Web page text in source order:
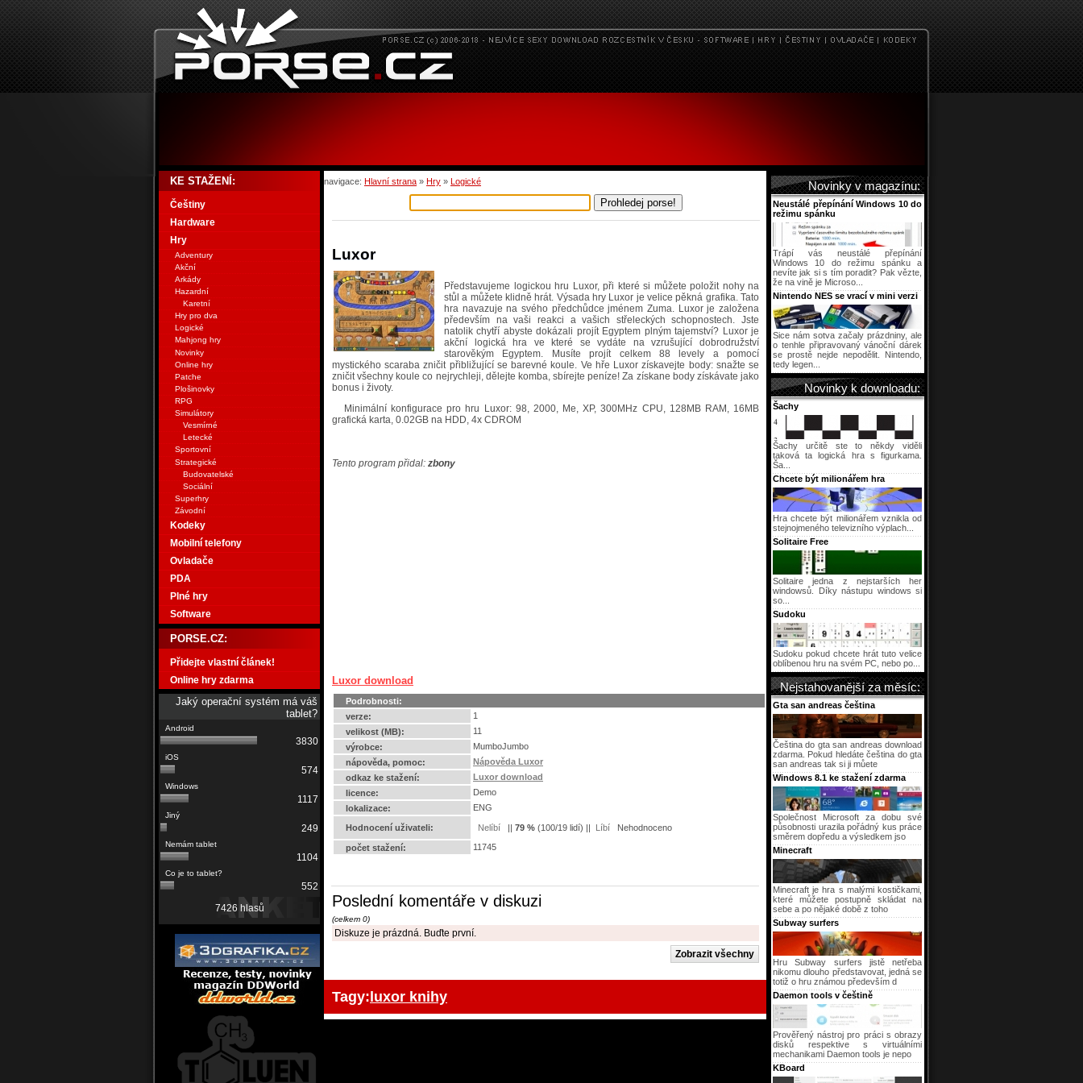
navigace: Hlavní strana » Hry » Logické
Luxor
Představujeme logickou hru Luxor, při které si můžete položit nohy na
stůl a můžete klidně hrát. Výsada hry Luxor je velice pěkná grafika. Tato
hra navazuje na svého předchůdce jménem Zuma. Luxor je založena
především na vaši reakci a vašich střeleckých schopnostech. Jste
natolik chytří abyste dokázali projít Egyptem plným tajemství? Luxor je
akční logická hra ve které se vydáte na vzrušující dobrodružství
starověkým Egyptem. Musíte projít celkem 88 levely a pomocí
mystického scaraba zničit přibližující se barevné koule. Ve hře Luxor získavejte body: snažte se
zničit všechny koule co nejrychleji, dělejte komba, sbírejte peníze! Za získane body získávate jako
bonus i životy.
Minimální konfigurace pro hru Luxor: 98, 2000, Me, XP, 300MHz CPU, 128MB RAM, 16MB
grafická karta, 0.02GB na HDD, 4x CDROM
Tento program přidal: zbony
Luxor download
Podrobnosti:
verze:
1
velikost (MB):
11
výrobce:
MumboJumbo
nápověda, pomoc:
Nápověda Luxor
odkaz ke stažení:
Luxor download
licence:
Demo
lokalizace:
ENG
Hodnocení uživateli: || 79 % (100/19 lidí) || Nehodnoceno
počet stažení: 11745
Poslední komentáře v diskuzi
(celkem 0)
Diskuze je prázdná. Buďte první.
Tagy:luxor knihy
KE STAŽENÍ:
Češtiny
Hardware
Hry
Adventury
Akční
Arkády
Hazardní
Karetní
Hry pro dva
Logické
Mahjong hry
Novinky
Online hry
Patche
Plošinovky
RPG
Simulátory
Vesmírné
Letecké
Sportovní
Strategické
Budovatelské
Sociální
Superhry
Závodní
Kodeky
Mobilní telefony
Ovladače
PDA
Plné hry
Software
PORSE.CZ:
Přidejte vlastní článek!
Online hry zdarma
Jaký operační systém má váš
tablet?
3830
574
1117
249
1104
552
7426 hlasů
Novinky v magazínu:
Neustálé přepínání Windows 10 do
režimu spánku
Trápí vás neustálé přepínání
Windows 10 do režimu spánku a
nevíte jak si s tím poradit? Pak vězte,
že na vině je Microso...
Nintendo NES se vrací v mini verzi
Sice nám sotva začaly prázdniny, ale
o tenhle připravovaný vánoční dárek
se prostě nejde nepodělit. Nintendo,
tedy legen...
Novinky k downloadu:
Šachy
Šachy určitě ste to někdy viděli
taková ta logická hra s figurkama.
Ša...
Chcete být milionářem hra
Hra chcete být milionářem vznikla od
stejnojmeného televizního výplach...
Solitaire Free
Solitaire jedna z nejstarších her
windowsů. Díky nástupu windows si
so...
Sudoku
Sudoku pokud chcete hrát tuto velice
oblíbenou hru na svém PC, nebo po...
Nejstahovanější za měsíc:
Gta san andreas čeština
Čeština do gta san andreas download
zdarma. Pokud hledáte čeština do gta
san andreas tak si ji můete
Windows 8.1 ke stažení zdarma
Společnost Microsoft za dobu své
působnosti urazila pořádný kus práce
směrem dopředu a výsledkem jso
Minecraft
Minecraft je hra s malými kostičkami,
které můžete postupně skládat na
sebe a po nějaké době z toho
Subway surfers
Hru Subway surfers jistě netřeba
nikomu dlouho představovat, jedná se
totiž o hru známou především d
Daemon tools v češtině
Prověřený nástroj pro práci s obrazy
disků respektive s virtuálními
mechanikami Daemon tools je nepo
KBoard